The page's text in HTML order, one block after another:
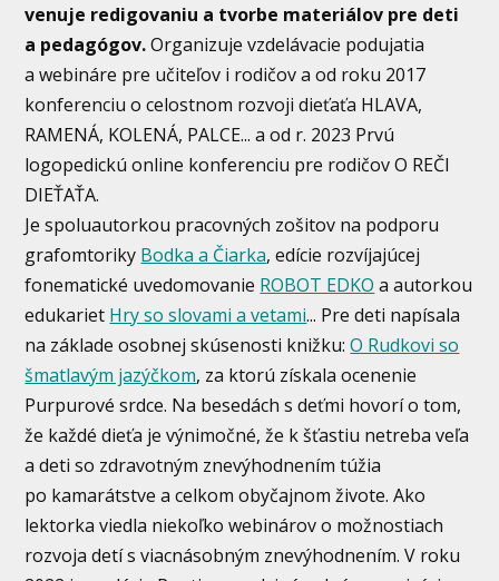
venuje redigovaniu a tvorbe materiálov pre deti
a pedagógov.Organizuje vzdelávacie podujatia
a webináre pre učiteľov i rodičov a od roku 2017
konferenciu o celostnom rozvoji dieťaťa HLAVA,
RAMENÁ, KOLENÁ, PALCE... a od r. 2023 Prvú
logopedickú online konferenciu pre rodičov O REČI
DIEŤAŤA.
Je spoluautorkou pracovných zošitov na podporu
grafomtoriky Bodka a Čiarka, edície rozvíjajúcej
fonematické uvedomovanie ROBOT EDKO a autorkou
edukariet Hry so slovami a vetami... Pre deti napísala
na základe osobnej skúsenosti knižku:O Rudkovi so
šmatlavým jazýčkom, za ktorú získala ocenenie
Purpurové srdce. Na besedách s deťmi hovorí o tom,
že každé dieťa je výnimočné, že k šťastiu netreba veľa
a deti so zdravotným znevýhodnením túžia
po kamarátstve a celkom obyčajnom živote. Ako
lektorka viedla niekoľko webinárov o možnostiach
rozvoja detí s viacnásobným znevýhodnením. V roku